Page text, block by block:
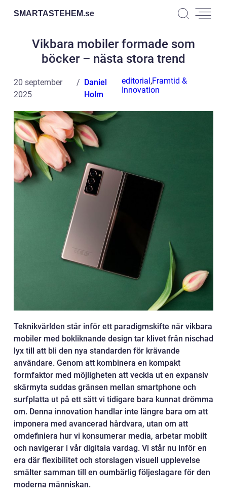
SMARTASTEHEM.se
Vikbara mobiler formade som
böcker – nästa stora trend
20 september
2025
Daniel
Holm
editorial,Framtid &
Innovation
Teknikvärlden står inför ett paradigmskifte när vikbara
mobiler med bokliknande design tar klivet från nischad
lyx till att bli den nya standarden för krävande
användare. Genom att kombinera en kompakt
formfaktor med möjligheten att veckla ut en expansiv
skärmyta suddas gränsen mellan smartphone och
surfplatta ut på ett sätt vi tidigare bara kunnat drömma
om. Denna innovation handlar inte längre bara om att
imponera med avancerad hårdvara, utan om att
omdefiniera hur vi konsumerar media, arbetar mobilt
och navigerar i vår digitala vardag. Vi står nu inför en
era där flexibilitet och storslagen visuell upplevelse
smälter samman till en oumbärlig följeslagare för den
moderna människan.